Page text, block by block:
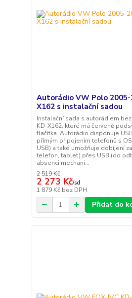
Autorádio VW Polo 2005-
X162 s instalační sadou
Instalační sada s autorádiem bez
KD-X162, které má červeně
tlačítka. Autorádio disponuje
přímým připojením telefonů s
USB) a také umožňuje dobíjení
telefon, tablet) přes USB (do
absenci mechani...
2 519 Kč
2 273 Kč/sd
1 879 Kč bez DPH
Přidat do